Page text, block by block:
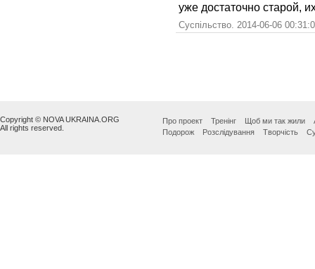
уже достаточно старой,
Суспільство. 2014-06-06
Copyright © NOVA UKRAINA.ORG
All rights reserved.
Про проект Тренінг Щоб ми так жили
Подорож
Розслідування Творчість